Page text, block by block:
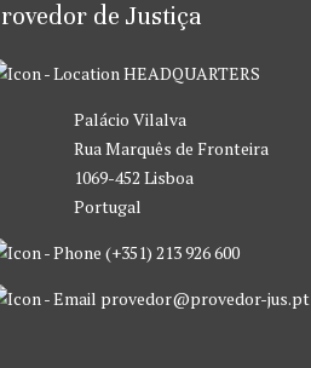
de Justiça
HEADQUARTERS
Palácio Vilalva
Rua Marquês de Fronteira
1069-452 Lisboa
Portugal
(+351) 213 926 600
provedor@provedor-jus.pt